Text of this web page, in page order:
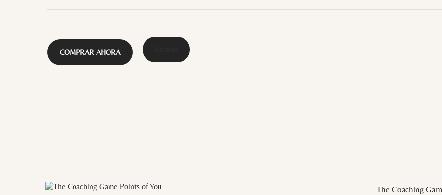
COMPRAR AHORA
The Coaching